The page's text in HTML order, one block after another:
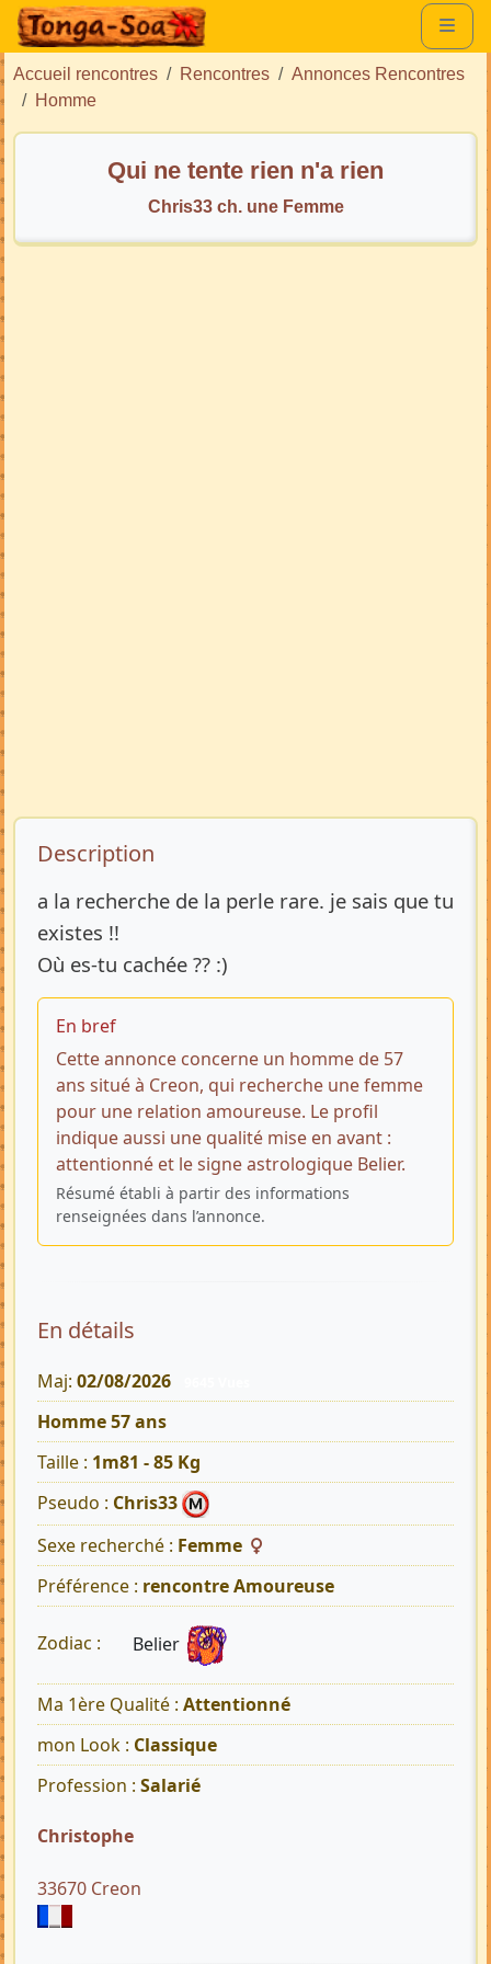
Accueil rencontres Rencontres
Annonces Rencontres
Homme
Qui ne tente rien n'a rien
Chris33 ch. une Femme
Description de l’annonce
Description
a la recherche de la perle rare. je sais que tu
existes !!
Où es-tu cachée ?? :)
En bref
Cette annonce concerne un homme de 57
ans situé à Creon, qui recherche une femme
pour une relation amoureuse. Le profil
indique aussi une qualité mise en avant :
attentionné et le signe astrologique Belier.
Résumé établi à partir des informations
renseignées dans l’annonce.
En détails
Maj: 02/08/2026
Homme 57 ans
Taille : 1m81 - 85 Kg
Pseudo : Chris33
Sexe recherché : Femme
Préférence : rencontre Amoureuse
Zodiac : Belier
Ma 1ère Qualité : Attentionné
mon Look : Classique
Profession : Salarié
Christophe
33670 Creon